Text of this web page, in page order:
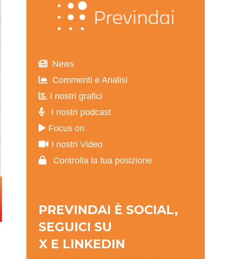
News
Commenti e Analisi
I nostri grafici
I nostri podcast
Focus on
I nostri Video
Controlla la tua posizione
PREVINDAI È SOCIAL,
SEGUICI SU
X E LINKEDIN